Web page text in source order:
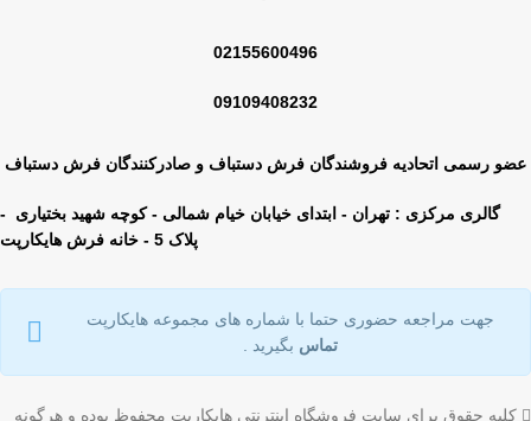
02155600496
09109408232
عضو رسمی اتحادیه فروشندگان فرش دستباف و صادرکنندگان فرش دستباف
گالری مرکزی : تهران - ابتدای خیابان خیام شمالی - کوچه شهید بختیاری -
پلاک 5 - خانه فرش هایکارپت
جهت مراجعه حضوری حتما با شماره های مجموعه هایکارپت
تماس بگیرید .
کلیه حقوق برای سایت فروشگاه اینترنتی هایکارپت محفوظ بوده و هرگونه